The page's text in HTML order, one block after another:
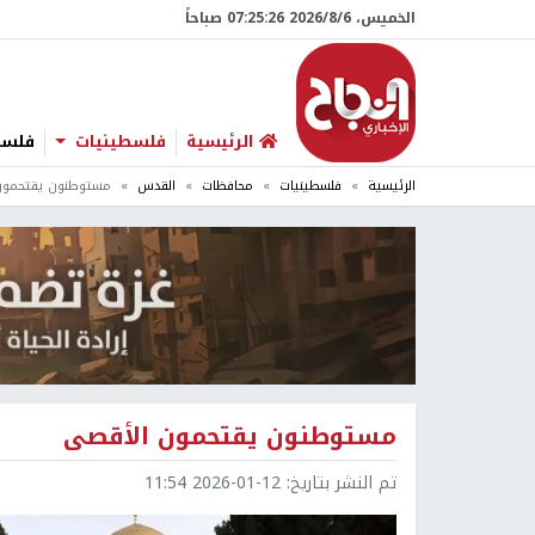
الخميس، 6/‏8/‏2026 07:25:27 صباحاً
الرئيسية فلسطينيات
الرئيسية فلسطينيات محافظات القدس مستوطنون
مستوطنون يقتحمون الأقصى
تم النشر بتاريخ: 2026-01-12 11:54